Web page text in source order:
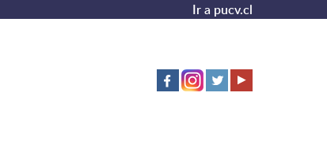
Ir a pucv.cl